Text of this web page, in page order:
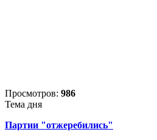
Просмотров: 986
Тема дня
Партии "отжеребились"